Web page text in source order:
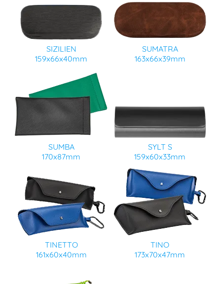
SIZILIEN
159x66x40mm
SUMATRA
163x66x39mm
SUMBA
170x87mm
SYLT S
159x60x33mm
TINETTO
161x60x40mm
TINO
173x70x47mm